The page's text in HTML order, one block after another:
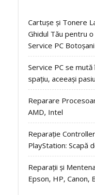
Cartușe și Tonere
Ghidul Tău pentru
Service PC Botoșani
Service PC se
spațiu, aceeași
Reparare
AMD, Intel
Reparație
PlayStation: Scapă
Reparații și
Epson, HP, Canon,